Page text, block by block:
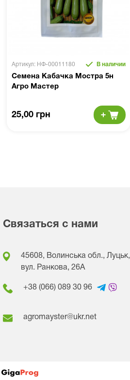
Артикул: НФ-00011180 В наличии
Семена Кабачка Мостра 5н
Агро Мастер
25,00 грн
Связаться с нами
45608, Волинська обл., Луцьк,
вул. Ранкова, 26A
+38 (066) 089 30 96
agromayster@ukr.net